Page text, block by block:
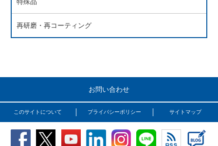
特殊品
再研磨・再コーティング
お問い合わせ
このサイトについて プライバシーポリシー サイトマップ